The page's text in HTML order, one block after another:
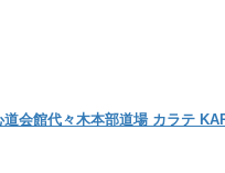
会館代々木本部道場 カラテ